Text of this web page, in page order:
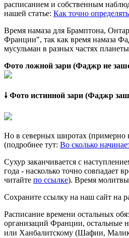
расписанием и собственным
нашей статье: Как точно
Время намаза для Брамптона,
Франции", так как время намаза
мусульман в разных частях
Фото ложной зари (Фаджр не
🠗 Фото истинной зари (Фаджр
Но в северных широтах (примерно
(подробнее тут: Во сколько
Сухур заканчивается с
года - насколько точно совпадает
читайте по ссылке). Время молитвы
Сохраните ссылку на наш сайт на
Расписание времени остальных
организаций Франции,
или Ханбалитскому (Шафии,